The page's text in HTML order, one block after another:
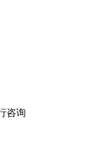
咨询